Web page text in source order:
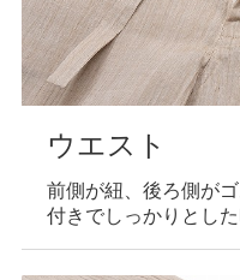
ウエスト
前側が紐、後ろ側が
付きでしっかりとした